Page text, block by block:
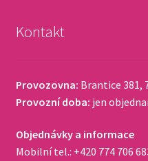
Kontakt
Provozovna: Brantice 381,
Provozní doba: jen
Objednávky a informace
Mobilní tel.: +420 774 706